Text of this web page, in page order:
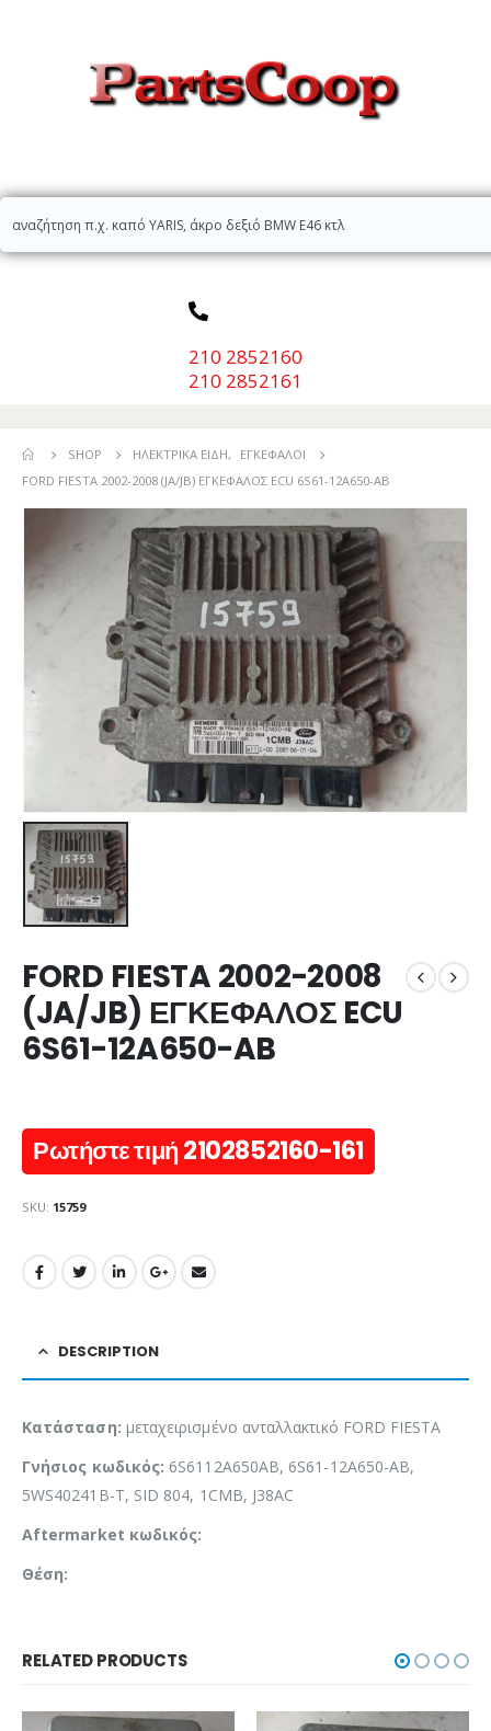
210 2852160
210 2852161
SHOP ΗΛΕΚΤΡΙΚΆ ΕΊΔΗ,
ΕΓΚΈΦΑΛΟΙ
FORD FIESTA 2002-2008 (JA/JB) ΕΓΚΕΦΑΛΟΣ ECU 6S61-12A650-AB
FORD FIESTA 2002-2008
(JA/JB) ΕΓΚΕΦΑΛΟΣ ECU
6S61-12A650-AB
Ρωτήστε τιμή 2102852160-161
SKU: 15759
DESCRIPTION
Κατάσταση: μεταχειρισμένο ανταλλακτικό FORD FIESTA
Γνήσιος κωδικός: 6S6112A650AB, 6S61-12A650-AB,
5WS40241B-T, SID 804, 1CMB, J38AC
Aftermarket κωδικός:
Θέση:
RELATED PRODUCTS